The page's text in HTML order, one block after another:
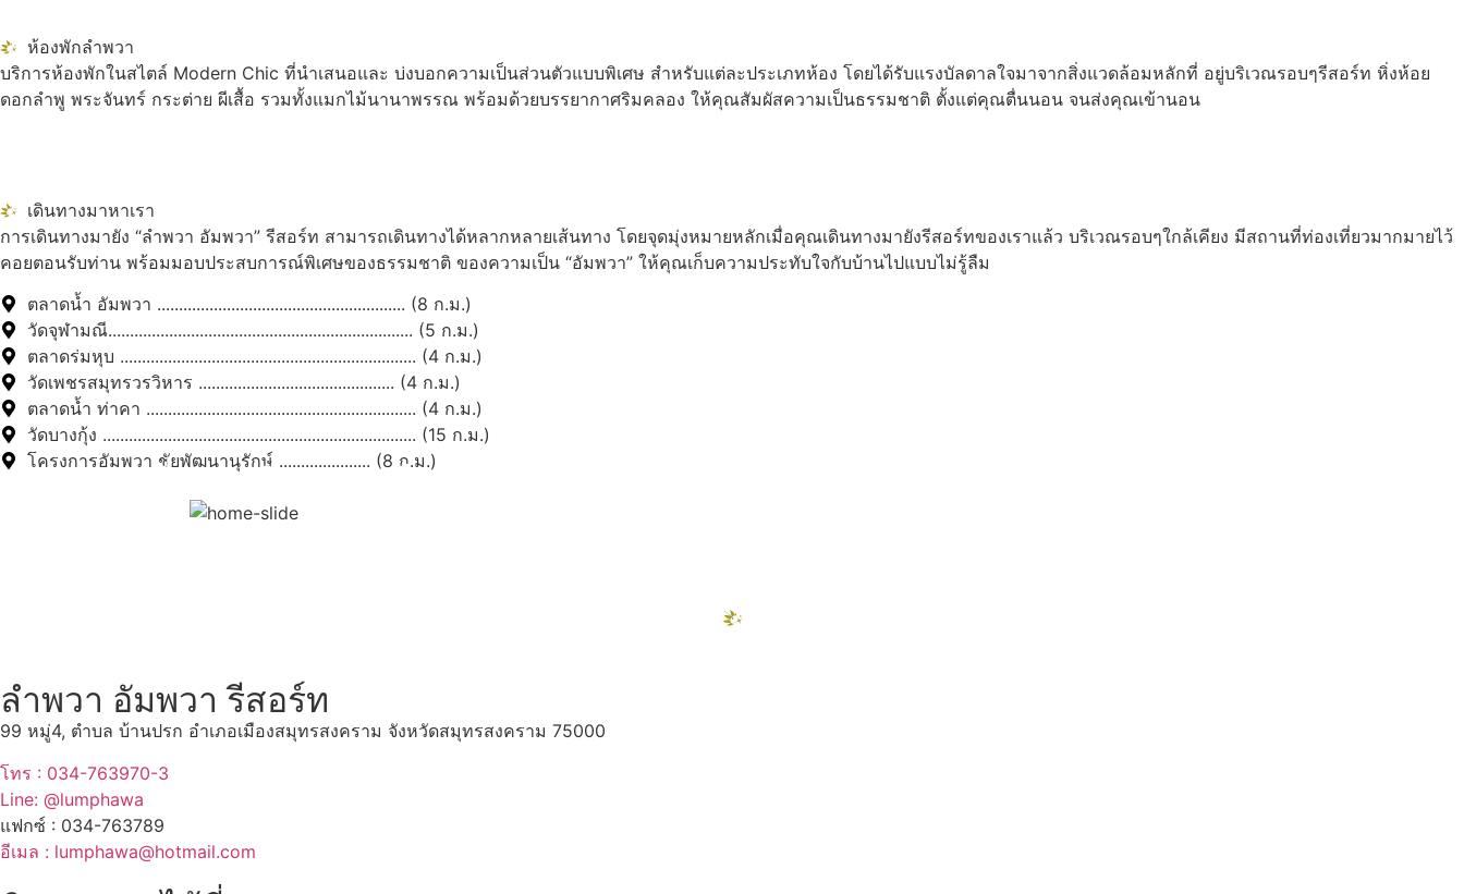
ห้องพักลำพวา
บริการห้องพักในสไตล์ Modern Chic ที่นำเสนอและ บ่งบอกความเป็นส่วนตัวแบบพิเศษ สำหรับแต่ละประเภทห้อง โดยได้รับแรงบัลดาลใจมาจากสิ่งแวดล้อมหลักที่ อยู่บริเวณรอบๆรีสอร์ท หิ่งห้อย
ดอกลำพู พระจันทร์ กระต่าย ผีเสื้อ รวมทั้งแมกไม้นานาพรรณ พร้อมด้วยบรรยากาศริมคลอง ให้คุณสัมผัสความเป็นธรรมชาติ ตั้งแต่คุณตื่นนอน จนส่งคุณเข้านอน
เดินทางมาหาเรา
การเดินทางมายัง “ลำพวา อัมพวา” รีสอร์ท สามารถเดินทางได้หลากหลายเส้นทาง โดยจุดมุ่งหมายหลักเมื่อคุณเดินทางมายังรีสอร์ทของเราแล้ว บริเวณรอบๆใกล้เคียง มีสถานที่ท่องเที่ยวมากมายไว้
คอยตอนรับท่าน พร้อมมอบประสบการณ์พิเศษของธรรมชาติ ของความเป็น “อัมพวา” ให้คุณเก็บความประทับใจกับบ้านไปแบบไม่รู้ลืม
ตลาดน้ำ อัมพวา ......................................................... (8 ก.ม.)
วัดจุฬามณี...................................................................... (5 ก.ม.)
ตลาดร่มหุบ .................................................................... (4 ก.ม.)
วัดเพชรสมุทรวรวิหาร ............................................. (4 ก.ม.)
ตลาดน้ำ ท่าคา .............................................................. (4 ก.ม.)
วัดบางกุ้ง ........................................................................ (15 ก.ม.)
โครงการอัมพวา ชัยพัฒนานุรักษ์ ..................... (8 ก.ม.)
สถานที่ท่องเที่ยวรอบรีสอร์ท
ลำพวา อัมพวา รีสอร์ท
99 หมู่4, ตำบล บ้านปรก อำเภอเมืองสมุทรสงคราม จังหวัดสมุทรสงคราม 75000
โทร : 034-763970-3
Line: @lumphawa
แฟกซ์ : 034-763789
อีเมล : lumphawa@hotmail.com